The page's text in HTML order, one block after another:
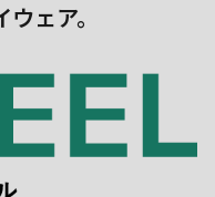
ェア。